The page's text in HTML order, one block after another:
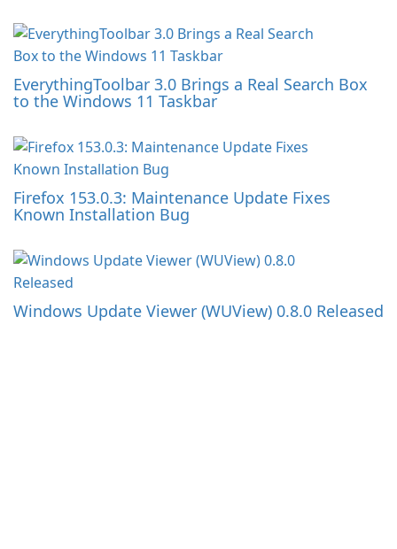
EverythingToolbar 3.0 Brings a Real Search Box
to the Windows 11 Taskbar
Firefox 153.0.3: Maintenance Update Fixes
Known Installation Bug
Windows Update Viewer (WUView) 0.8.0 Released